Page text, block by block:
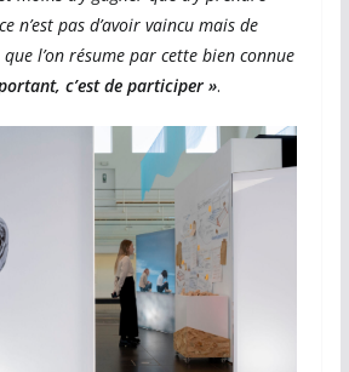
n’est pas d’avoir vaincu mais de
que l’on résume par cette bien connue
c’est de participer ».